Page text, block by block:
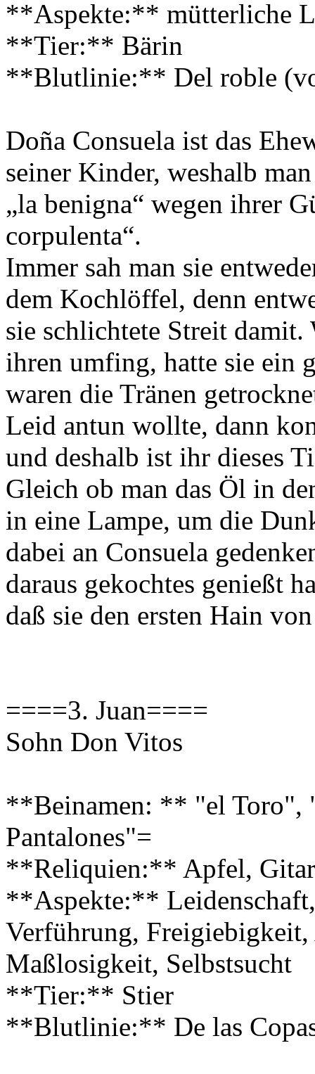
**Aspekte:** mütterliche
**Tier:** Bärin
**Blutlinie:** Del roble
Doña Consuela ist das
seiner Kinder, weshalb
„la benigna“ wegen ihrer
corpulenta“.
Immer sah man sie
dem Kochlöffel, denn
sie schlichtete Streit damit.
ihren umfing, hatte sie ein
waren die Tränen
Leid antun wollte, dann
und deshalb ist ihr dieses
Gleich ob man das Öl in
in eine Lampe, um die
dabei an Consuela
daraus gekochtes genießt
daß sie den ersten Hain
====3. Juan====
Sohn Don Vitos
**Beinamen: ** "el Toro",
Pantalones"=
**Reliquien:** Apfel,
**Aspekte:**
Verführung,
Maßlosigkeit, Selbstsucht
**Tier:** Stier
**Blutlinie:** De las